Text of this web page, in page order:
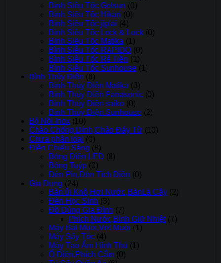
Bình Siêu Tốc Golsun (0)
Bình Siêu Tốc Hikari (0)
Bình Siêu Tốc jiplai (4)
Bình Siêu Tốc Lock & Lock (0)
Bình Siêu Tốc Matika (1)
Bình Siêu Tốc RAPIDO (0)
Bình Siêu Tốc Rẻ Tiền (1)
Bình Siêu Tốc Sunhouse (1)
Bình Thủy Điện (6)
Bình Thủy Điện Matika (3)
Bình Thủy Điện Panasonic (0)
Bình Thủy Điện saiko (0)
Bình Thủy Điện Sunhouse (2)
Bộ Nồi Inox (10)
Chảo Chống Dính,Chảo Đáy Từ (10)
Chưa phân loại (0)
Điện Chiếu Sáng (8)
Bóng Điện LED (8)
Bóng Tuýp (0)
Đèn Pin,Đèn Tích Điện (0)
Gia Dụng (24)
Bàn ủi Khô,Hơi Nước,BànLà Cây (2)
Đèn Học Sinh (3)
Đồ Dùng Gia Đình (7)
Phích Nước,Bình Giữ Nhiệt (7)
Máy Bắt Muỗi,Vợt Muỗi (1)
Máy Sấy Tóc (4)
Máy Tạo Ẩm Hình Thú (1)
Ổ Điện,Phích Cắm (0)